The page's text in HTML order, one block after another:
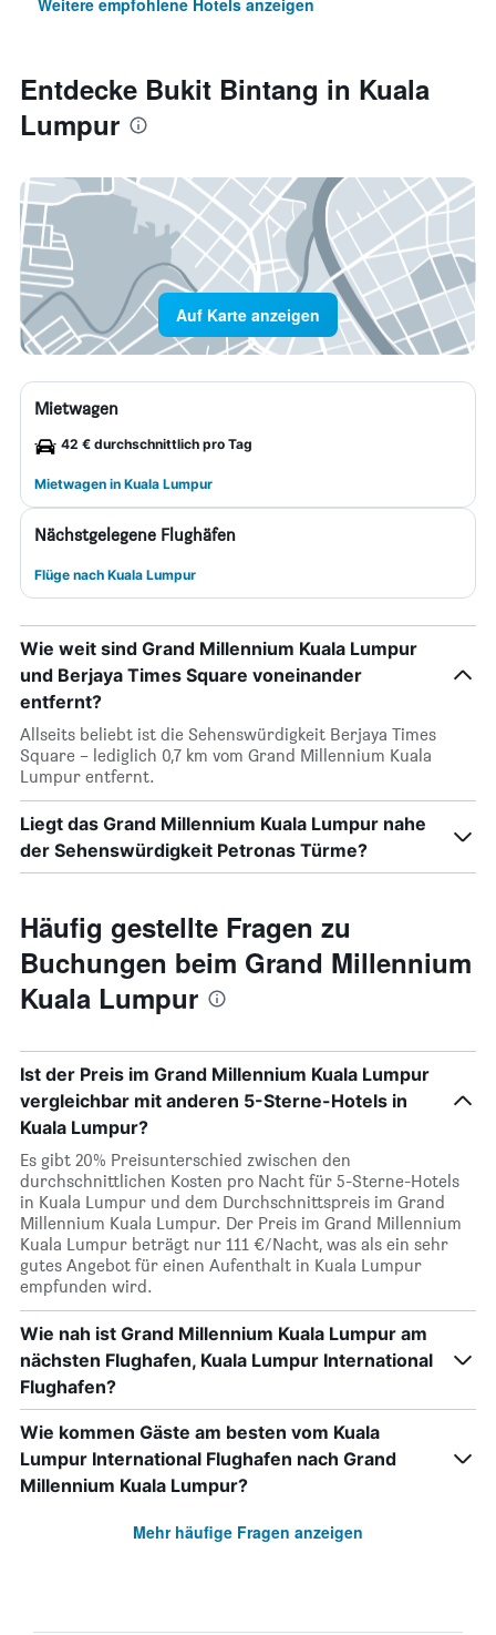
Weitere empfohlene Hotels anzeigen
Entdecke Bukit Bintang in Kuala
Lumpur
Auf Karte anzeigen
Mietwagen
42 € durchschnittlich pro Tag
Mietwagen in Kuala Lumpur
Nächstgelegene Flughäfen
Flüge nach Kuala Lumpur
Wie weit sind Grand Millennium Kuala Lumpur
und Berjaya Times Square voneinander
entfernt?
Allseits beliebt ist die Sehenswürdigkeit Berjaya Times
Square – lediglich 0,7 km vom Grand Millennium Kuala
Lumpur entfernt.
Liegt das Grand Millennium Kuala Lumpur nahe
der Sehenswürdigkeit Petronas Türme?
Häufig gestellte Fragen zu
Buchungen beim Grand Millennium
Kuala Lumpur
Ist der Preis im Grand Millennium Kuala Lumpur
vergleichbar mit anderen 5-Sterne-Hotels in
Kuala Lumpur?
Es gibt 20% Preisunterschied zwischen den
durchschnittlichen Kosten pro Nacht für 5-Sterne-Hotels
in Kuala Lumpur und dem Durchschnittspreis im Grand
Millennium Kuala Lumpur. Der Preis im Grand Millennium
Kuala Lumpur beträgt nur 111 €/Nacht, was als ein sehr
gutes Angebot für einen Aufenthalt in Kuala Lumpur
empfunden wird.
Wie nah ist Grand Millennium Kuala Lumpur am
nächsten Flughafen, Kuala Lumpur International
Flughafen?
Wie kommen Gäste am besten vom Kuala
Lumpur International Flughafen nach Grand
Millennium Kuala Lumpur?
Mehr häufige Fragen anzeigen